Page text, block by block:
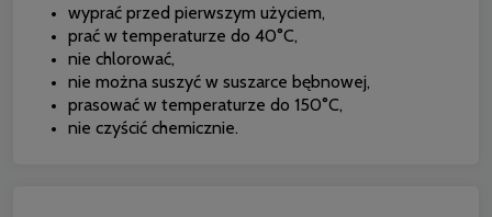
wyprać przed pierwszym użyciem,
prać w temperaturze do 40°C,
nie chlorować,
nie można suszyć w suszarce bębnowej,
prasować w temperaturze do 150°C,
nie czyścić chemicznie.